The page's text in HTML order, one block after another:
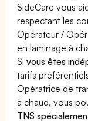
SideCare vous
respectant les
Opérateur /
en laminage à
Sivous êtes
tarifs
Opératrice de
à chaud, vous
TNS